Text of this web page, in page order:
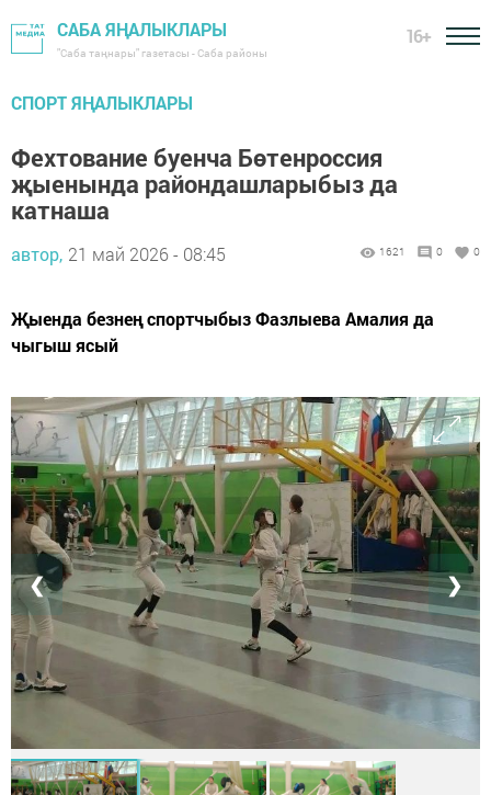
САБА ЯҢАЛЫКЛАРЫ
"Саба таңнары" газетасы - Саба районы
16+
СПОРТ ЯҢАЛЫКЛАРЫ
Фехтование буенча Бөтенроссия
җыенында райондашларыбыз да
катнаша
автор, 21 май 2026 - 08:45 1621 0 0
Җыенда безнең спортчыбыз Фазлыева Амалия да
чыгыш ясый
❮ ❯